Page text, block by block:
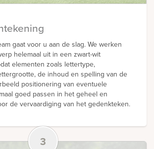
gaat voor u aan de slag. We werken
helemaal uit in een zwart-wit
elementen zoals lettertype,
de inhoud en spelling van de
positionering van eventuele
goed passen in het geheel en
de vervaardiging van het gedenkteken.
3